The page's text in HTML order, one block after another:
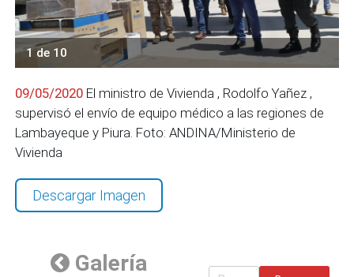
1 de 10
09/05/2020 El ministro de Vivienda , Rodolfo Yañez ,
supervisó el envío de equipo médico a las regiones de
Lambayeque y Piura. Foto: ANDINA/Ministerio de
Vivienda
Descargar Imagen
Galería